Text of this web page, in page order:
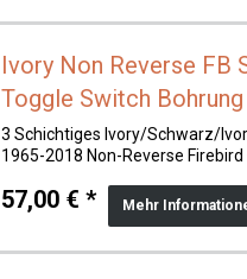
Ivory Non Reverse FB
Toggle Switch
3 Schichtiges Ivory/Schwarz/
1965-2018 Non-Reverse
57,00 € * Mehr